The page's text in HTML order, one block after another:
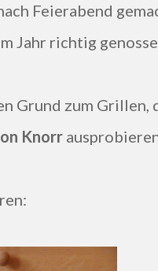
Feierabend
Jahr richtig
Grund zum Grillen,
Knorr